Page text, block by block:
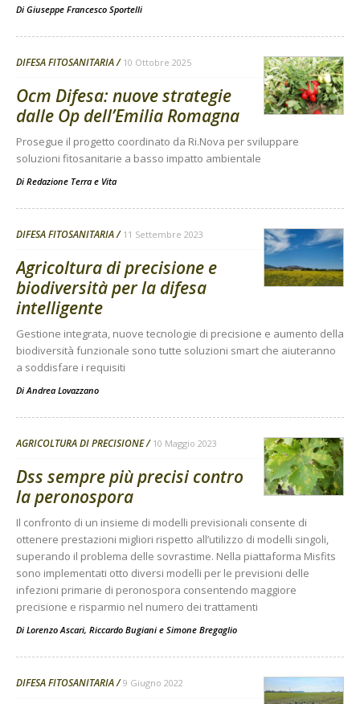
Di Giuseppe Francesco Sportelli
DIFESA FITOSANITARIA 10 Ottobre 2025
Ocm Difesa: nuove strategie
dalle Op dell’Emilia Romagna
Prosegue il progetto coordinato da Ri.Nova per sviluppare
soluzioni fitosanitarie a basso impatto ambientale
Di Redazione Terra e Vita
DIFESA FITOSANITARIA 11 Settembre 2023
Agricoltura di precisione e
biodiversità per la difesa
intelligente
Gestione integrata, nuove tecnologie di precisione e aumento della
biodiversità funzionale sono tutte soluzioni smart che aiuteranno
a soddisfare i requisiti
DiAndrea Lovazzano
AGRICOLTURA DI PRECISIONE 10 Maggio 2023
Dss sempre più precisi contro
la peronospora
Il confronto di un insieme di modelli previsionali consente di
ottenere prestazioni migliori rispetto all’utilizzo di modelli singoli,
superando il problema delle sovrastime. Nella piattaforma Misfits
sono implementati otto diversi modelli per le previsioni delle
infezioni primarie di peronospora consentendo maggiore
precisione e risparmio nel numero dei trattamenti
Di Lorenzo Ascari, Riccardo Bugiani e Simone Bregaglio
DIFESA FITOSANITARIA 9 Giugno 2022